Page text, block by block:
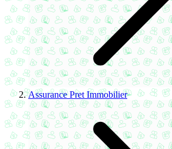
Assurance Pret Immobilier